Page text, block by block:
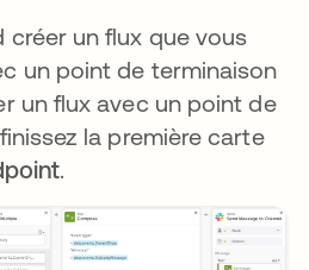
créer un flux que vous
un point de terminaison
un flux avec un point de
la première carte
.